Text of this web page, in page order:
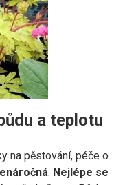
a teplotu
na pěstování, péče o
. Nejlépe se